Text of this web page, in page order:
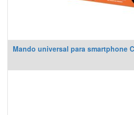
Mando universal para smartphone